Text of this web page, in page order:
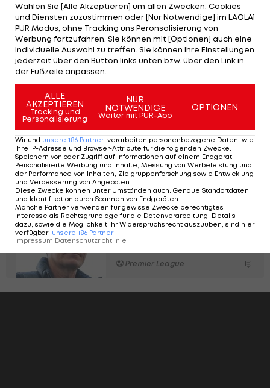
Glasner: "Plan war es,
dass ich im Sommer
übernehme"
Premier League
Wählen Sie [Alle Akzeptieren] um allen Zwecken, Cookies
und Diensten zuzustimmen oder [Nur Notwendige] im LAOLA1
PUR Modus, ohne Tracking uns Peronsalisierung von
Werbung fortzufahren. Sie können mit [Optionen] auch eine
individuelle Auswahl zu treffen. Sie können Ihre Einstellungen
jederzeit über den Button links unten bzw. über den Link in
der Fußzeile anpassen.
ALLE
AKZEPTIEREN
Tracking und
Personalisierung
NUR
NOTWENDIGE
Weiter mit PUR-Abo
OPTIONEN
Wir und unsere 186 Partner verarbeiten personenbezogene Daten, wie
Ihre IP-Adresse und Browser-Attribute für die folgenden Zwecke:
Speichern von oder Zugriff auf Informationen auf einem Endgerät;
Personalisierte Werbung und Inhalte, Messung von Werbeleistung und
der Performance von Inhalten, Zielgruppenforschung sowie Entwicklung
und Verbesserung von Angeboten
Diese Zwecke können unter Umständen auch: Genaue Standortdaten
und Identifikation durch Scannen von Endgeräten
Manche Partner verwenden für gewisse Zwecke berechtigtes
Interesse als Rechtsgrundlage für die Datenverarbeitung. Details
dazu, sowie die Möglichkeit Ihr Widerspruchsrecht auszuüben, sind hier
verfügbar: unsere 186 Partner
Impressum|Datenschutzrichtlinie